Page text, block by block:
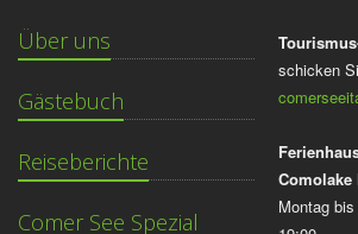
Über uns
Gästebuch
Reiseberichte
Comer See Spezial
schicken
Comolake
Montag